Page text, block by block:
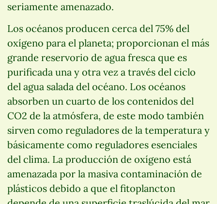
seriamente amenazado.
Los océanos producen cerca del 75% del
oxígeno para el planeta; proporcionan el más
grande reservorio de agua fresca que es
purificada una y otra vez a través del ciclo
del agua salada del océano. Los océanos
absorben un cuarto de los contenidos del
CO2 de la atmósfera, de este modo también
sirven como reguladores de la temperatura y
básicamente como reguladores esenciales
del clima. La producción de oxígeno está
amenazada por la masiva contaminación de
plásticos debido a que el fitoplancton